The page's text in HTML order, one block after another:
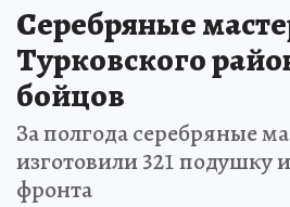
Серебряные
Турковского
бойцов
За полгода серебряные
изготовили 321 подушку
фронта